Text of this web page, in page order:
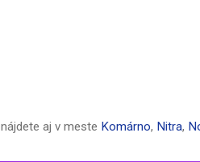
nájdete aj v meste Komárno, Nitra,